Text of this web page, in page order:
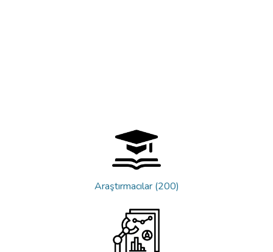
Araştırmacılar (200)